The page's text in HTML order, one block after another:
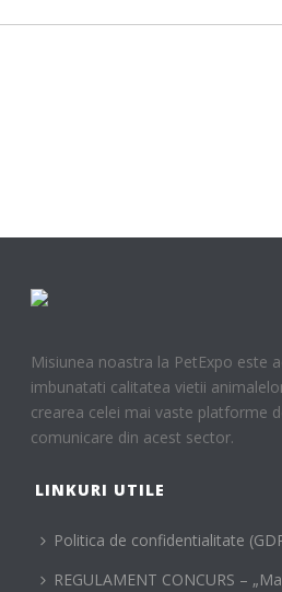
Misiunea noastra la PetExpo este
imbunatati calitatea vietii
crearea celei mai vaste platforme
comunicare din acest sector.
LINKURI UTILE
Politica de confidentialitate
REGULAMENT CONCURS –